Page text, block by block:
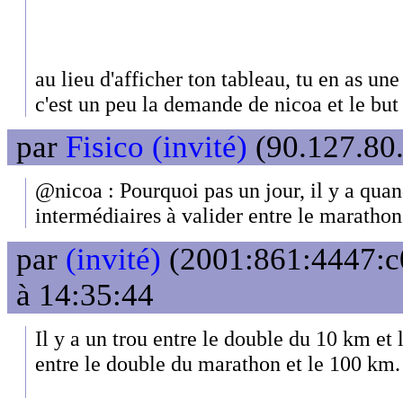
au lieu d'afficher ton tableau, tu en as
c'est un peu la demande de nicoa et le
par Fisico (invité)
@nicoa : Pourquoi pas un jour, il y a
intermédiaires à valider entre le
par (invité)
à 14:35:44
Il y a un trou entre le double du 10 km et
entre le double du marathon et le 100 km.